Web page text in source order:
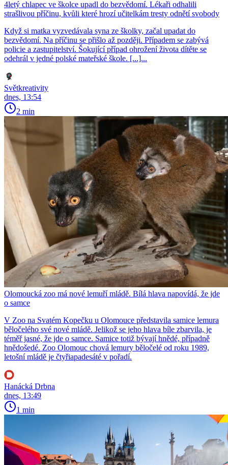
4letý chlapec ve školce upadl do bezvědomí. Lékaři odhalili
strašlivou příčinu, kvůli které hrozí učitelkám tresty odnětí svobody
Když si matka vyzvedávala syna ze školky, začal upadat do
bezvědomí. Na příčinu se přišlo až později. Případem se zabývá
policie a zastupitelství. Šokující případ ohrožení života dítěte se
odehrál v jedné polské mateřské škole. [...]...
Světkreativity
dnes, 13:54
2 min
Olomoucká zoo má nové lemuří mládě. Bílá hlava napovídá, že jde
o samce
V Zoo na Svatém Kopečku u Olomouce představila samice lemura
běločelého své nové mládě. Jelikož se jeho hlava bíle zbarvila, je
téměř jasné, že jde o samce. Samice totiž bývají hnědé, případně
hnědošedé. Zoo Olomouc chová lemury běločelé od roku 1989,
letošní mládě je čtyřiapadesáté v pořadí.
Hanácká Drbna
dnes, 13:49
1 min